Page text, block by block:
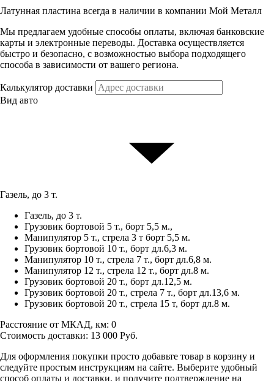
Латунная пластина всегда в наличии в компании Мой Металл
Мы предлагаем удобные способы оплаты, включая банковские
карты и электронные переводы. Доставка осуществляется
быстро и безопасно, с возможностью выбора подходящего
способа в зависимости от вашего региона.
Калькулятор доставки
Вид авто
Газель, до 3 т.
Газель, до 3 т.
Грузовик бортовой 5 т., борт 5,5 м.,
Манипулятор 5 т., стрела 3 т борт 5,5 м.
Грузовик бортовой 10 т., борт дл.6,3 м.
Манипулятор 10 т., стрела 7 т., борт дл.6,8 м.
Манипулятор 12 т., стрела 12 т., борт дл.8 м.
Грузовик бортовой 20 т., борт дл.12,5 м.
Грузовик бортовой 20 т., стрела 7 т., борт дл.13,6 м.
Грузовик бортовой 20 т., стрела 15 т, борт дл.8 м.
Расстояние от МКАД, км: 0
Стоимость доставки: 13 000 Руб.
Для оформления покупки просто добавьте товар в корзину и
следуйте простым инструкциям на сайте. Выберите удобный
способ оплаты и доставки, и получите подтверждение на